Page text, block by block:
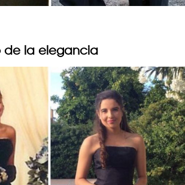
de la elegancia